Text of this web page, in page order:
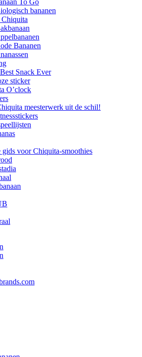
To Go
bananen
Chiquita
Bananen
Snack Ever
sticker
O’clock
meesterwerk uit de schil!
gids voor Chiquita-smoothies